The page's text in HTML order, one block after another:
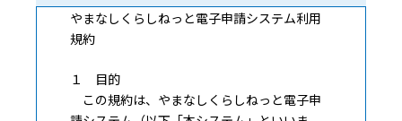
やまなしくらしねっと電子申請システム利用
規約
１ 目的
この規約は、やまなしくらしねっと電子申